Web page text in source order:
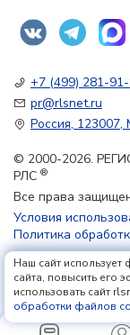
+7 (499) 281-
pr@rlsnet.ru
Россия, 123007,
© 2000-2026.
РЛС ®
Все права
Условия
Политика
Наш сайт
сайта, повысить его
использовать сайт
обработки файлов